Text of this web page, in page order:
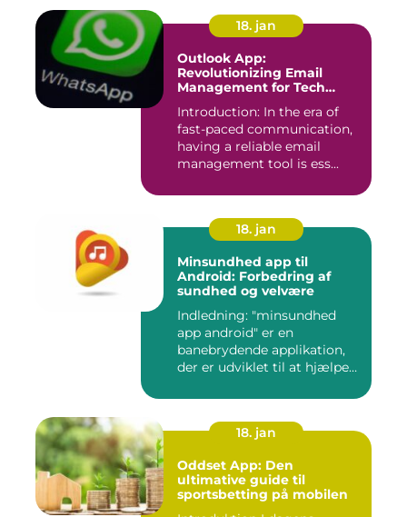
18. jan
Outlook App:
Revolutionizing Email
Management for Tech
Introduction: In the era of
fast-paced communication,
having a reliable email
management tool is ess...
18. jan
Minsundhed app til
Android: Forbedring af
sundhed og velvære
Indledning: "minsundhed
app android" er en
banebrydende applikation,
der er udviklet til at hjælpe
18. jan
Oddset App: Den
ultimative guide til
sportsbetting på mobilen